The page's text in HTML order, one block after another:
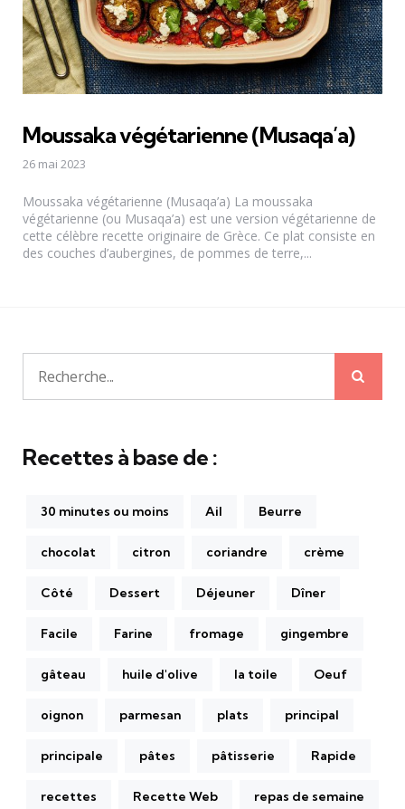
Moussaka végétarienne (Musaqa’a)
26 mai 2023
Moussaka végétarienne (Musaqa’a) La moussaka
végétarienne (ou Musaqa’a) est une version végétarienne de
cette célèbre recette originaire de Grèce. Ce plat consiste en
des couches d’aubergines, de pommes de terre,...
Recherche
pour:
Recettes à base de :
30 minutes ou moins Ail Beurre
chocolat citron coriandre crème
Côté Dessert Déjeuner Dîner
Facile Farine fromage gingembre
gâteau huile d'olive la toile Oeuf
oignon parmesan plats principal
principale pâtes pâtisserie Rapide
recettes Recette Web repas de semaine